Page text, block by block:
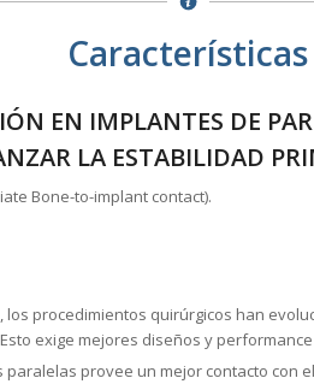
Características
EN IMPLANTES DE
LA ESTABILIDAD
Bone-to-implant contact).
procedimientos quirúrgicos han
exige mejores diseños y
paralelas provee un mejor contacto con